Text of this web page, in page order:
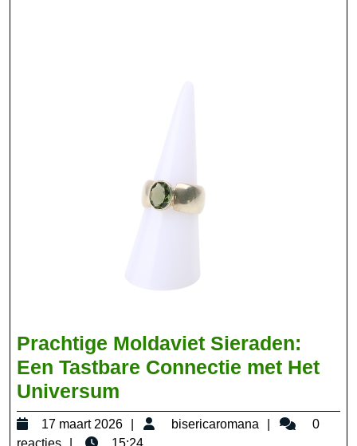
Prachtige Moldaviet Sieraden:
Een Tastbare Connectie met Het
Universum
Moldaviet
Sieraden:
17 maart 2026
17
maart
bisericaromana
0
reacties
15:24